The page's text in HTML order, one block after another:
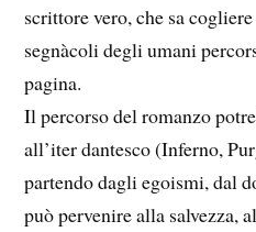
scrittore vero, che sa
segnàcoli degli umani
pagina.
Il percorso del romanzo
all’iter dantesco (Inferno,
partendo dagli egoismi, dal
può pervenire alla salvezza,